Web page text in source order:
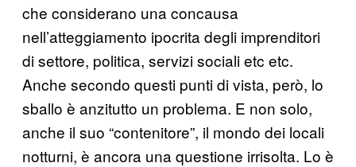
che considerano una concausa
nell’atteggiamento ipocrita degli imprenditori
di settore, politica, servizi sociali etc etc.
Anche secondo questi punti di vista, però, lo
sballo è anzitutto un problema. E non solo,
anche il suo “contenitore”, il mondo dei locali
notturni, è ancora una questione irrisolta. Lo è